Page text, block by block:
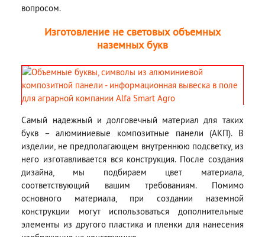
вопросом.
Изготовление не световых объемных
наземных букв
Самый надежный и долговечный материал для таких
букв – алюминиевые композитные панели (АКП). В
изделии, не предполагающем внутреннюю подсветку, из
него изготавливается вся конструкция. После создания
дизайна, мы подбираем цвет материала,
соответствующий вашим требованиям. Помимо
основного материала, при создании наземной
конструкции могут использоваться дополнительные
элементы из другого пластика и пленки для нанесения